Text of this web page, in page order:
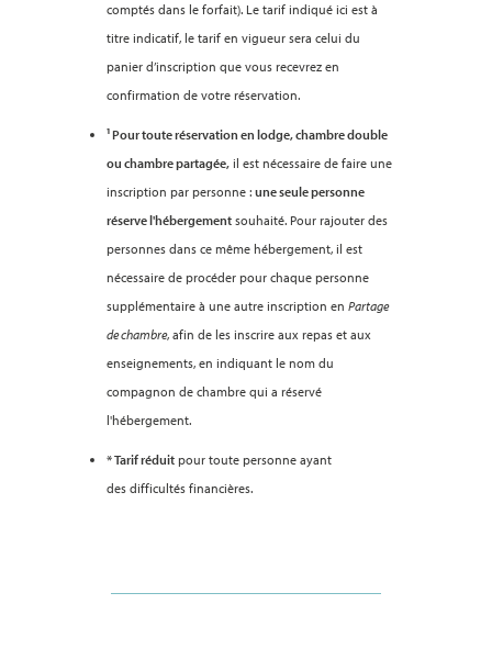
comptés dans le forfait). Le tarif indiqué ici est à
titre indicatif, le tarif en vigueur sera celui du
panier d’inscription que vous recevrez en
confirmation de votre réservation.
¹ Pour toute réservation en lodge, chambre double
ou chambre partagée, il est nécessaire de faire une
inscription par personne :une seule personne
réserve l'hébergement souhaité. Pour rajouter des
personnes dans ce même hébergement, il est
nécessaire de procéder pour chaque personne
supplémentaire à une autre inscription enPartage
de chambre, afin de les inscrire aux repas et aux
enseignements, en indiquant le nom du
compagnon de chambre qui a réservé
l'hébergement.
* Tarif réduit pour toute personne ayant
des difficultés financières.